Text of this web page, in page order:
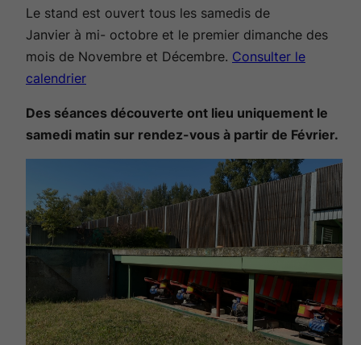
Le stand est ouvert tous les samedis de
Janvier à mi- octobre et le premier dimanche des
mois de Novembre et Décembre. Consulter le
calendrier
Des séances découverte ont lieu uniquement le
samedi matin sur rendez-vous à partir de Février.